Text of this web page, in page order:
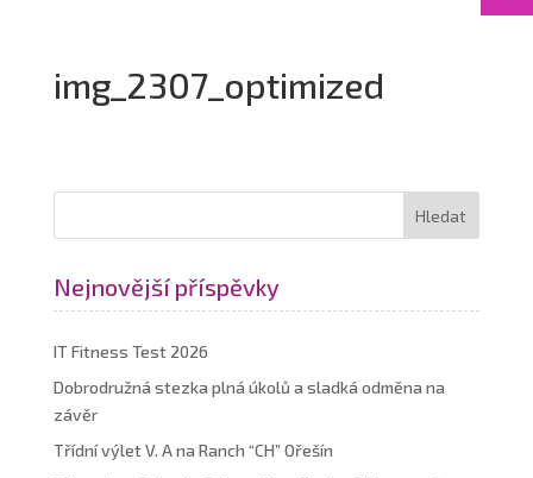
img_2307_optimized
Nejnovější příspěvky
IT Fitness Test 2026
Dobrodružná stezka plná úkolů a sladká odměna na
závěr
Třídní výlet V. A na Ranch “CH” Ořešín